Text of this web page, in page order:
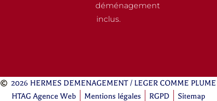
déménagement
inclus.
2026 HERMES DEMENAGEMENT / LEGER COMME PLUME
HTAG Agence Web
Mentions légales RGPD Sitemap